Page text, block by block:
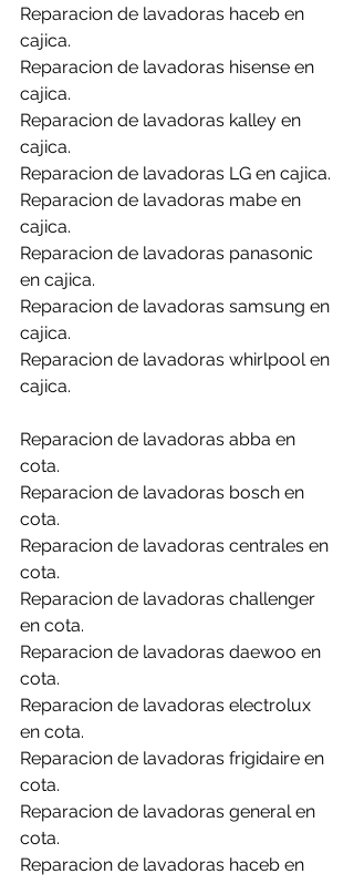
Reparacion de lavadoras haceb en
cajica.
Reparacion de lavadoras hisense en
cajica.
Reparacion de lavadoras kalley en
cajica.
Reparacion de lavadoras LG en cajica.
Reparacion de lavadoras mabe en
cajica.
Reparacion de lavadoras panasonic
en cajica.
Reparacion de lavadoras samsung en
cajica.
Reparacion de lavadoras whirlpool en
cajica.
Reparacion de lavadoras abba en
cota.
Reparacion de lavadoras bosch en
cota.
Reparacion de lavadoras centrales en
cota.
Reparacion de lavadoras challenger
en cota.
Reparacion de lavadoras daewoo en
cota.
Reparacion de lavadoras electrolux
en cota.
Reparacion de lavadoras frigidaire en
cota.
Reparacion de lavadoras general en
cota.
Reparacion de lavadoras haceb en